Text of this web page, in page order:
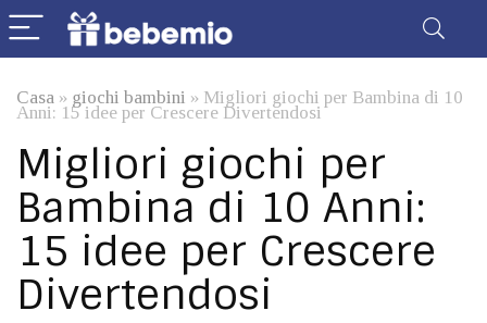
Casa » giochi bambini » Migliori giochi per Bambina di 10
Anni: 15 idee per Crescere Divertendosi
Migliori giochi per
Bambina di 10 Anni:
15 idee per Crescere
Divertendosi